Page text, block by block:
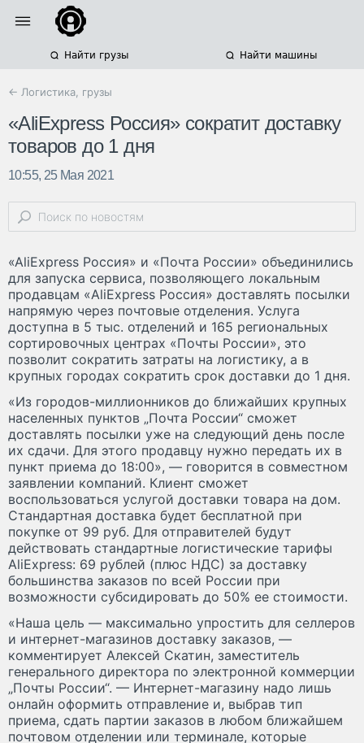
Найти грузы Найти машины
← Логистика, грузы
«AliExpress Россия» сократит доставку
товаров до 1 дня
10:55, 25 Мая 2021
«AliExpress Россия» и «Почта России» объединились
для запуска сервиса, позволяющего локальным
продавцам «AliExpress Россия» доставлять посылки
напрямую через почтовые отделения. Услуга
доступна в 5 тыс. отделений и 165 региональных
сортировочных центрах «Почты России», это
позволит сократить затраты на логистику, а в
крупных городах сократить срок доставки до 1 дня.
«Из городов-миллионников до ближайших крупных
населенных пунктов „Почта России“ сможет
доставлять посылки уже на следующий день после
их сдачи. Для этого продавцу нужно передать их в
пункт приема до 18:00», — говорится в совместном
заявлении компаний. Клиент сможет
воспользоваться услугой доставки товара на дом.
Стандартная доставка будет бесплатной при
покупке от 99 руб. Для отправителей будут
действовать стандартные логистические тарифы
AliExpress: 69 рублей (плюс НДС) за доставку
большинства заказов по всей России при
возможности субсидировать до 50% ее стоимости.
«Наша цель — максимально упростить для селлеров
и интернет-магазинов доставку заказов, —
комментирует Алексей Скатин, заместитель
генерального директора по электронной коммерции
„Почты России“. — Интернет-магазину надо лишь
онлайн оформить отправление и, выбрав тип
приема, сдать партии заказов в любом ближайшем
почтовом отделении или терминале, которые